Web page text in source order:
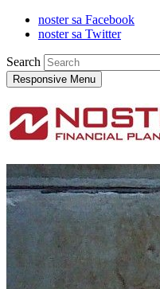
noster sa Facebook
noster sa Twitter
Search
Responsive Menu